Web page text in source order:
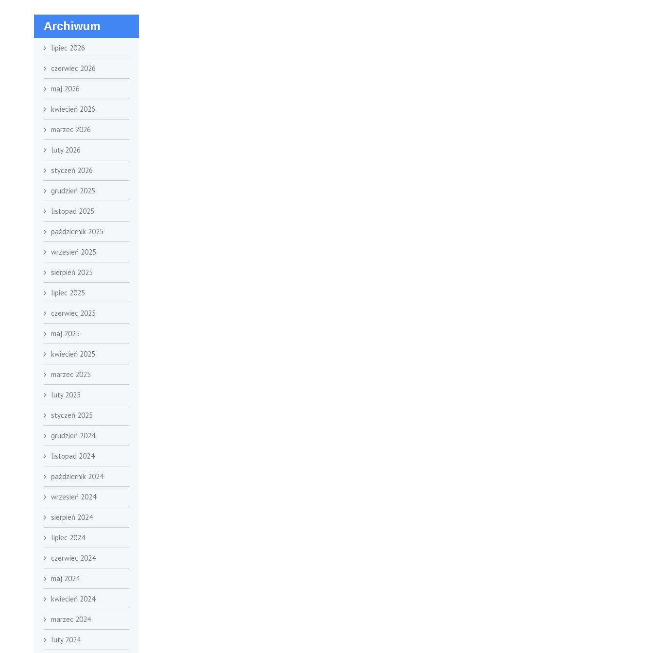
Archiwum
lipiec 2026
czerwiec 2026
maj 2026
kwiecień 2026
marzec 2026
luty 2026
styczeń 2026
grudzień 2025
listopad 2025
październik 2025
wrzesień 2025
sierpień 2025
lipiec 2025
czerwiec 2025
maj 2025
kwiecień 2025
marzec 2025
luty 2025
styczeń 2025
grudzień 2024
listopad 2024
październik 2024
wrzesień 2024
sierpień 2024
lipiec 2024
czerwiec 2024
maj 2024
kwiecień 2024
marzec 2024
luty 2024